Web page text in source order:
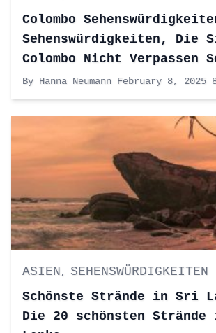
Colombo
Sehenswürdigkeiten, Die
Colombo Nicht Verpassen
By Hanna Neumann February 8, 2025
ASIEN , SEHENSWÜRDIGKEITEN
Schönste Strände in Sri
Die 20 schönsten